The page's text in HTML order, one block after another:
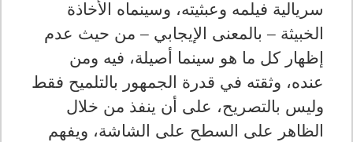
سريالية فيلمه وعبثيته، وسينماه الأخاذة
الخبيثة – بالمعنى الإيجابي – من حيث عدم
إظهار كل ما هو سينما أصيلة، فيه ومن
عنده، وثقته في قدرة الجمهور بالتلميح فقط
وليس بالتصريح، على أن ينفذ من خلال
الظاهر على السطح على الشاشة، ويفهم